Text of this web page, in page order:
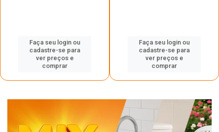
Faça seu login ou
cadastre-se para
ver preços e
comprar
Faça seu login ou
cadastre-se para
ver preços e
comprar